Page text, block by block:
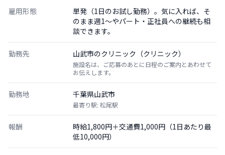
雇用形態
単発（1日のお試し勤務）。気に入れば、そ
のまま週1〜やパート・正社員への継続も相
談できます。
勤務先 山武市のクリニック（クリニック）
施設名は、ご応募のあとに日程のご案内とあわせて
お伝えします。
勤務地 千葉県山武市
最寄り駅: 松尾駅
報酬
時給1,800円＋交通費1,000円（1日あたり最
低10,000円）